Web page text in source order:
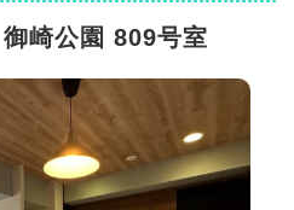
崎公園 809号室